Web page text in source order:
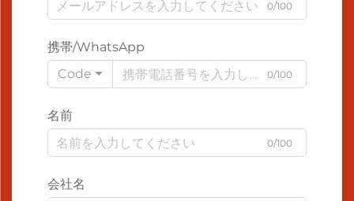
0/100
携帯/WhatsApp
Code
0/100
名前
0/100
会社名